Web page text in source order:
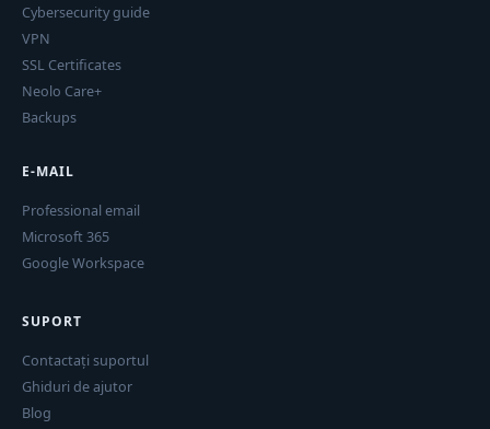
Cybersecurity guide
VPN
SSL Certificates
Neolo Care+
Backups
E-MAIL
Professional email
Microsoft 365
Google Workspace
SUPORT
Contactați suportul
Ghiduri de ajutor
Blog